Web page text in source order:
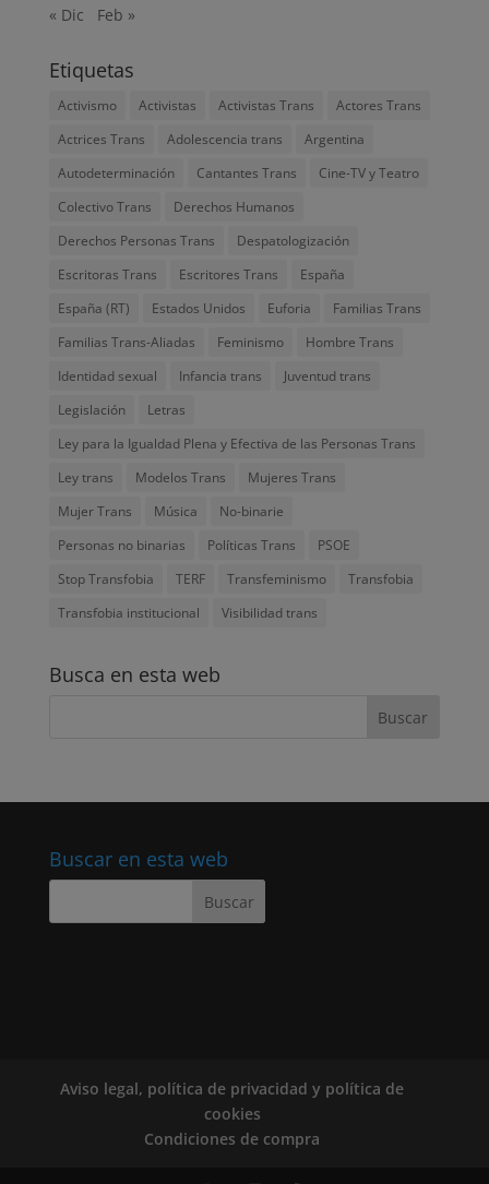
« Dic
Feb »
Etiquetas
Activismo Activistas Activistas Trans
Actores Trans
Actrices Trans
Adolescencia trans
Argentina
Autodeterminación
Cantantes Trans
Cine-TV y Teatro
Colectivo Trans
Derechos Humanos
Derechos Personas Trans
Despatologización
Escritoras Trans
Escritores Trans
España
España (RT)
Estados Unidos Euforia
Familias Trans
Familias Trans-Aliadas
Feminismo
Hombre Trans
Identidad sexual
Infancia trans
Juventud trans
Legislación
Letras
Ley para la Igualdad Plena y Efectiva de las Personas Trans
Ley trans
Modelos Trans
Mujeres Trans
Mujer Trans
Música
No-binarie
Personas no binarias
Políticas Trans
PSOE
Stop Transfobia
TERF Transfeminismo
Transfobia
Transfobia institucional
Visibilidad trans
Busca en esta web
Buscar en esta web
Aviso legal, política de privacidad y política de
cookies
Condiciones de compra